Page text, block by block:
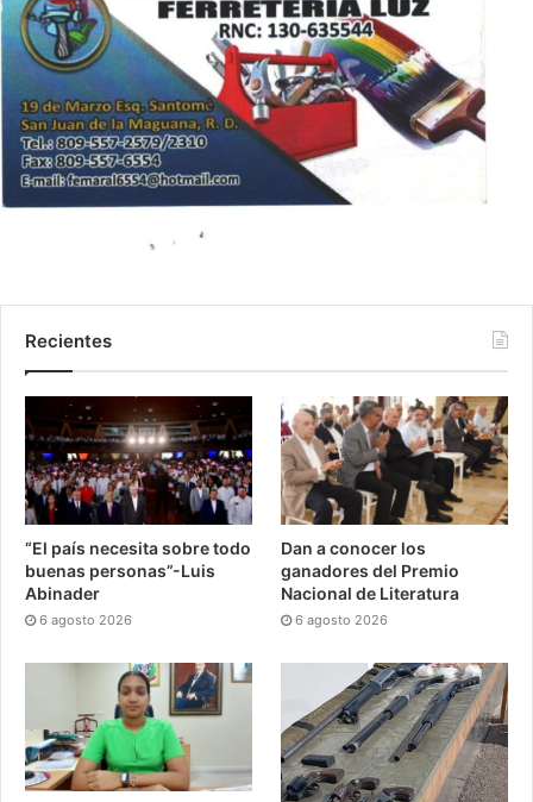
Recientes
“El país necesita sobre todo
buenas personas”-Luis
Abinader
6 agosto 2026
Dan a conocer los
ganadores del Premio
Nacional de Literatura
6 agosto 2026